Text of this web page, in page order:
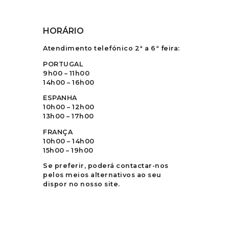
HORÁRIO
Atendimento telefónico 2ª a 6ª feira:
PORTUGAL
9h00 – 11h00
14h00 – 16h00
ESPANHA
10h00 – 12h00
13h00 – 17h00
FRANÇA
10h00 – 14h00
15h00 – 19h00
Se preferir, poderá contactar-nos
pelos meios alternativos ao seu
dispor no nosso site.